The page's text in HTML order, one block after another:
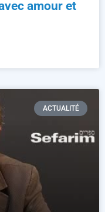
amour et
ACTUALITÉ